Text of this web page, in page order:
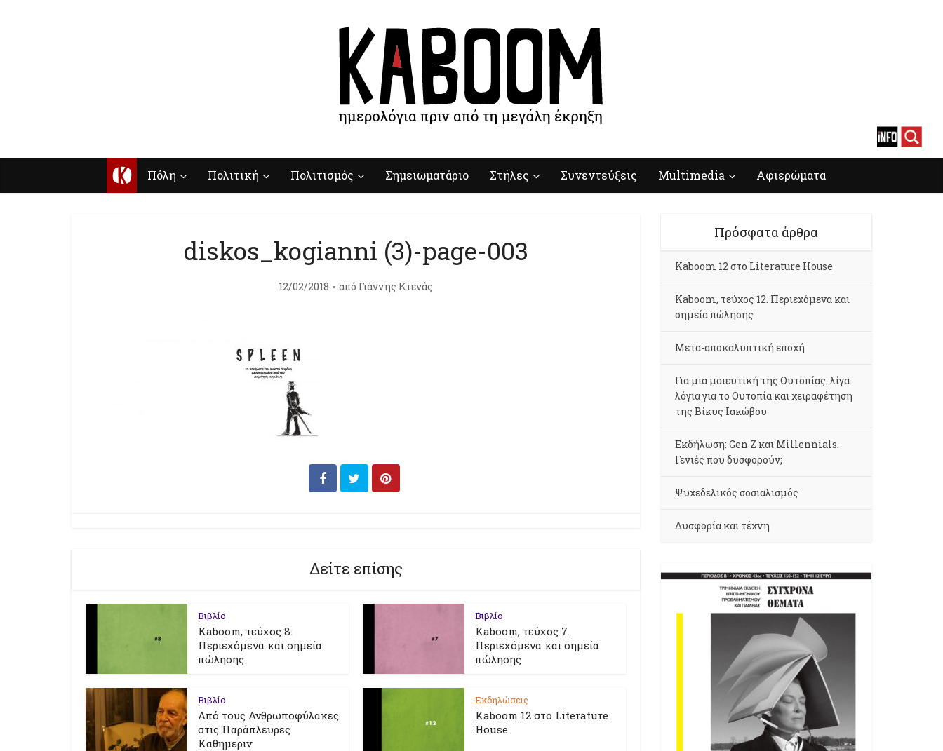
Κ Πόλη Πολιτική Πολιτισμός Σημειωματάριο Στήλες Συνεντεύξεις Multimedia Αφιερώματα
diskos_kogianni (3)-page-003
12/02/2018 από Γιάννης Κτενάς
Δείτε επίσης
Βιβλίο
Kaboom, τεύχος 8:
Περιεχόμενα και σημεία
πώλησης
Βιβλίο
Kaboom, τεύχος 7.
Περιεχόμενα και σημεία
πώλησης
Βιβλίο
Από τους Ανθρωποφύλακες
στις Παράπλευρες
Καθημεριν
Εκδηλώσεις
Kaboom 12 στο Literature
House
Πρόσφατα άρθρα
Kaboom 12 στο Literature House
Kaboom, τεύχος 12. Περιεχόμενα και
σημεία πώλησης
Μετα-αποκαλυπτική εποχή
Για μια μαιευτική της Ουτοπίας: λίγα
λόγια για το Ουτοπία και χειραφέτηση
της Βίκυς Ιακώβου
Εκδήλωση: Gen Z και Millennials.
Γενιές που δυσφορούν;
Ψυχεδελικός σοσιαλισμός
Δυσφορία και τέχνη